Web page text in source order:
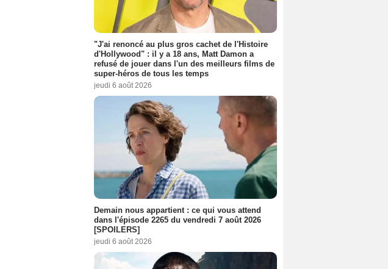
"J'ai renoncé au plus gros cachet de l'Histoire
d'Hollywood" : il y a 18 ans, Matt Damon a
refusé de jouer dans l'un des meilleurs films de
super-héros de tous les temps
jeudi 6 août 2026
Demain nous appartient : ce qui vous attend
dans l'épisode 2265 du vendredi 7 août 2026
[SPOILERS]
jeudi 6 août 2026